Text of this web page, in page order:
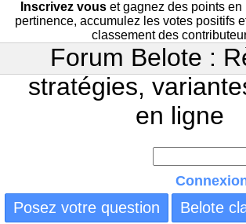
Inscrivez vouset gagnez des points en
pertinence, accumulez les votes positifs
classement des
Forum Belote :
stratégies,
en ligne
Posez votre question Belote